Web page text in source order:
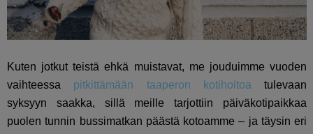
Kuten jotkut teistä ehkä muistavat, me jouduimme vuoden
vaihteessa pitkittämään taaperon kotihoitoa tulevaan
syksyyn saakka, sillä meille tarjottiin päiväkotipaikkaa
puolen tunnin bussimatkan päästä kotoamme – ja täysin eri